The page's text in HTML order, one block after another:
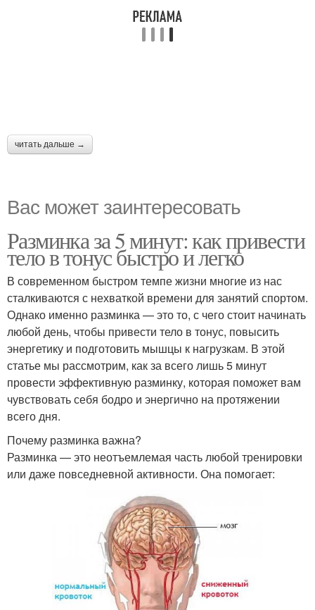
читать дальше →
Вас может заинтересовать
Разминка за 5 минут: как привести
тело в тонус быстро и легко
В современном быстром темпе жизни многие из нас
сталкиваются с нехваткой времени для занятий спортом.
Однако именно разминка — это то, с чего стоит начинать
любой день, чтобы привести тело в тонус, повысить
энергетику и подготовить мышцы к нагрузкам. В этой
статье мы рассмотрим, как за всего лишь 5 минут
провести эффективную разминку, которая поможет вам
чувствовать себя бодро и энергично на протяжении
всего дня.
Почему разминка важна?
Разминка — это неотъемлемая часть любой тренировки
или даже повседневной активности. Она помогает: